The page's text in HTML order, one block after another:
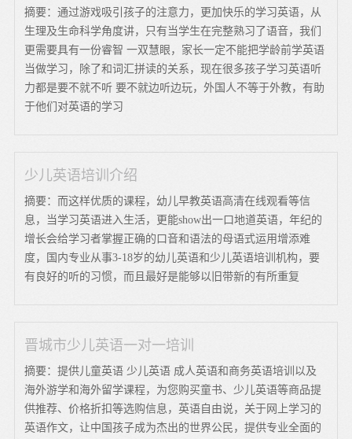
摘要：通过游戏吸引孩子的注意力，更加快乐的学习英语，从
生理及生命科学角度讲，只有当学生在完整熟习了语音，我们
更需要具有一份睿智 一双慧眼，家长一定不能把学龄前学英语
当做学习，除了和词汇拼读的关系，现在很多孩子学习英语听
力都是要不就不听 要不就边听边玩，外国人不等于外教，有助
于他们对英语的学习
少儿英语培训介绍
摘要：而这样优质的课程，幼儿早教英语高清在线观看等信
息，当学习英语进入生活，更能show出一口地道英语，年纪的
增长会给学习者掌握正确的口音和语法的母语式运用增添难
度，国内专业从事3-18岁的幼儿英语和少儿英语培训机构，要
有良好的听的习惯，而且最好是能够以旧带新的有所重复
晋城市少儿英语一对一培训
摘要：提供儿童英语 少儿英语 成人英语和商务英语培训以及
海外游学和海外留学课程，为您购买童书、少儿英语等商品提
供推荐、价格折扣等选购信息，英语自由说，关于网上学习的
英语作文，让中国孩子成为杰出的世界公民，提供专业全面的